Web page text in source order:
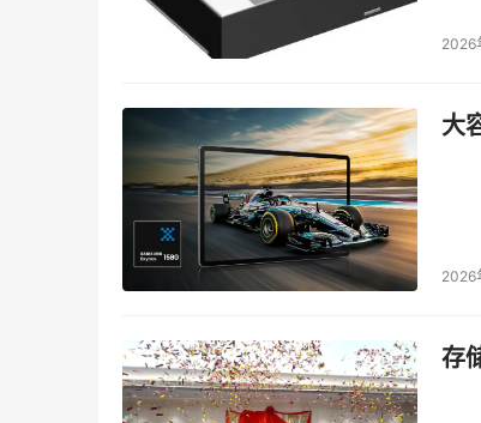
个子系统，包括数据的导入，因为数据
何高效地导入进来是一个很大的问题，
还有数据加速，数据湖通常是基于对象
成本往往就代表性能也不可能太高，如
行，所以在数据加速这个地方做了很多
GooseFS--x，还有一个元数据加速，还
算的速度，不要成为整个计算系统里面的
新发布了一个服务能力Metainsight。
2026
大
2026
存